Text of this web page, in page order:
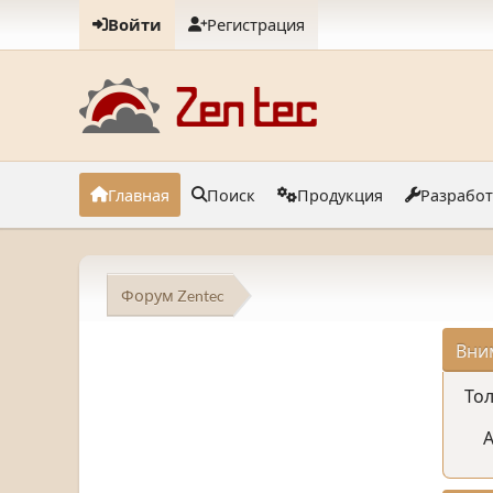
Войти Регистрация
Главная Поиск Продукция
Форум Zentec